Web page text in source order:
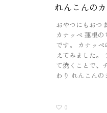
れんこんの
おやつにもおつ
カナッペ 蓮根
です。 カナッ
えてみました。
て焼くことで、
わり れんこん
0